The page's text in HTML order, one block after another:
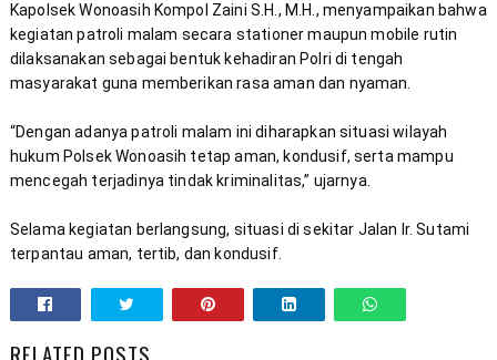
Kapolsek Wonoasih Kompol Zaini S.H., M.H., menyampaikan bahwa
kegiatan patroli malam secara stationer maupun mobile rutin
dilaksanakan sebagai bentuk kehadiran Polri di tengah
“Dengan adanya patroli malam ini diharapkan situasi wilayah
hukum Polsek Wonoasih tetap aman, kondusif, serta mampu
Selama kegiatan berlangsung, situasi di sekitar Jalan Ir. Sutami
terpantau aman, tertib, dan kondusif.
RELATED POSTS